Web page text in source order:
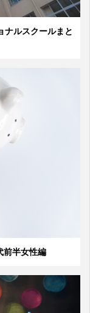
ナルスクールまと
前半女性編